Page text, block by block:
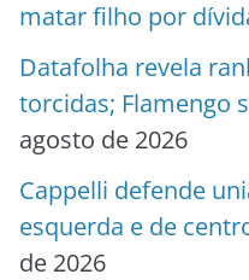
matar filho por
Datafolha revela
torcidas; Flamengo
agosto de 2026
Cappelli defende
esquerda e de
de 2026